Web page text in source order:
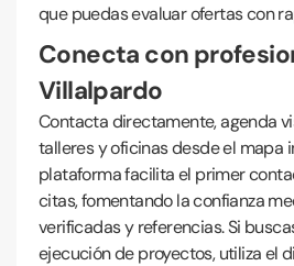
que puedas evaluar ofertas con
Conecta con
Villalpardo
Contacta directamente, agenda
talleres y oficinas desde el mapa
plataforma facilita el primer
citas, fomentando la confianza
verificadas y referencias. Si
ejecución de proyectos, utiliza el